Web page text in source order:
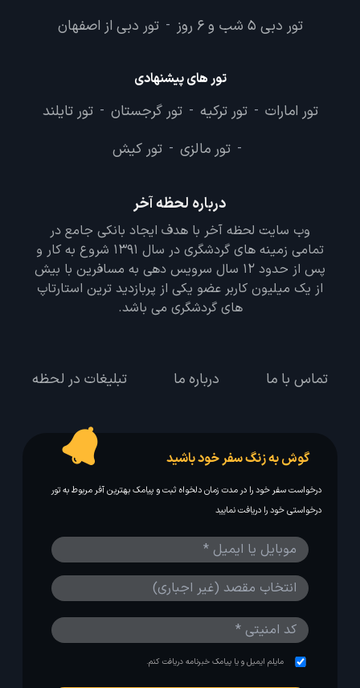
تور دبی 5 شب و 6 روز - تور دبی از اصفهان
تور های پیشنهادی
تور امارات - تور ترکیه - تور گرجستان - تور تایلند
- تور مالزی - تور کیش
درباره لحظه آخر
وب سایت لحظه آخر با هدف ایجاد بانکی جامع در
تمامی زمینه های گردشگری در سال 1391 شروع به کار و
پس از حدود 12 سال سرویس دهی به مسافرین با بیش
از یک میلیون کاربر عضو یکی از پربازدید ترین استارتاپ
های گردشگری می باشد.
تماس با ما درباره ما تبلیغات در لحظه
گوش به زنگ سفر خود باشید
درخواست سفر خود را در مدت زمان دلخواه ثبت و پیامک بهترین آفر مربوط به تور
درخواستی خود را دریافت نمایید
مایلم ایمیل و یا پیامک خبرنامه دریافت کنم.